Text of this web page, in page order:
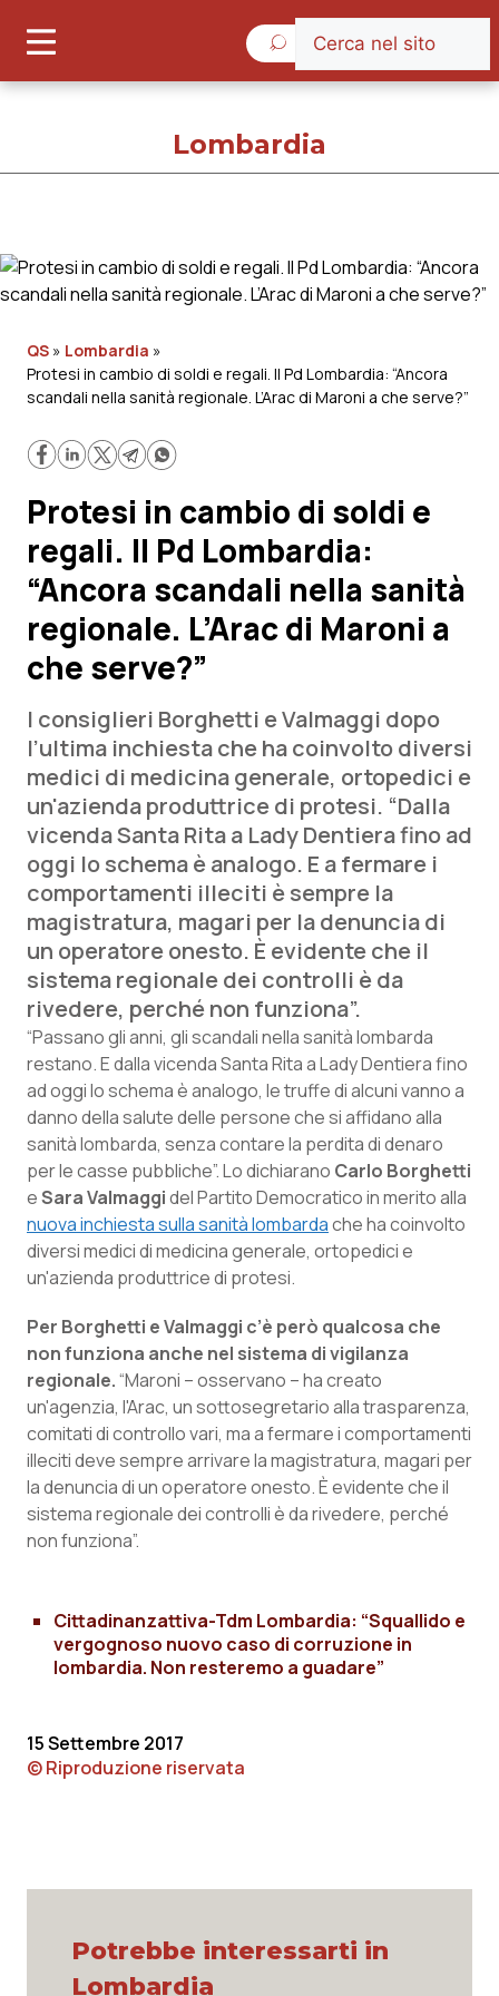
Giovedì 6 Agosto 2026
Governo e Parlamento
Regioni e Asl
Lavoro e Professioni
Scienza e Farmaci
Studi e Analisi
Lettere al direttore
Edizioni Regionali
QS Pro
Professionisti Sanitari.AI
Abruzzo
Basilicata
Calabria
Campania
Emilia-Romagna
Friuli Venezia Giulia
Lazio
Lombardia
Marche
Molise
Piemonte
Provincia Autonoma di Trento
Sardegna
Toscana
Umbria
QS Pro Gold
Artrite & artrosi
Asma & BPCO
Car-T
Colesterolo & coronaropatie
Dermatite Atopica
Diabete & glucometri
Dolore
Donna & Salute
Epatiti
HIV
Ipertensione & Scompenso
Malattia di Crohn & Rettocolite Ulcerosa
Obesità
Oftalmologia
QS Club Newsletter
Lombardia
QS » Lombardia »
Protesi in cambio di soldi e regali. Il Pd Lombardia: “Ancora
scandali nella sanità regionale. L’Arac di Maroni a che serve?”
Protesi in cambio di soldi e
regali. Il Pd Lombardia:
“Ancora scandali nella sanità
regionale. L’Arac di Maroni a
che serve?”
I consiglieri Borghetti e Valmaggi dopo
l’ultima inchiesta che ha coinvolto diversi
medici di medicina generale, ortopedici e
un'azienda produttrice di protesi. “Dalla
vicenda Santa Rita a Lady Dentiera fino ad
oggi lo schema è analogo. E a fermare i
comportamenti illeciti è sempre la
magistratura, magari per la denuncia di
un operatore onesto. È evidente che il
sistema regionale dei controlli è da
rivedere, perché non funziona”.
“Passano gli anni, gli scandali nella sanità lombarda
restano. E dalla vicenda Santa Rita a Lady Dentiera fino
ad oggi lo schema è analogo, le truffe di alcuni vanno a
danno della salute delle persone che si affidano alla
sanità lombarda, senza contare la perdita di denaro
per le casse pubbliche”. Lo dichiarano Carlo Borghetti
eSara Valmaggidel Partito Democratico in merito alla
nuova inchiesta sulla sanità lombardache ha coinvolto
diversi medici di medicina generale, ortopedici e
un'azienda produttrice di protesi.
Per Borghetti e Valmaggi c’è però qualcosa che
non funziona anche nel sistema di vigilanza
regionale.“Maroni – osservano – ha creato
un'agenzia, l'Arac, un sottosegretario alla trasparenza,
comitati di controllo vari, ma a fermare i comportamenti
illeciti deve sempre arrivare la magistratura, magari per
la denuncia di un operatore onesto. È evidente che il
sistema regionale dei controlli è da rivedere, perché
non funziona”.
Cittadinanzattiva-Tdm Lombardia: “Squallido e
vergognoso nuovo caso di corruzione in
lombardia. Non resteremo a guadare”
15 Settembre 2017
© Riproduzione riservata
Potrebbe interessarti in
Lombardia